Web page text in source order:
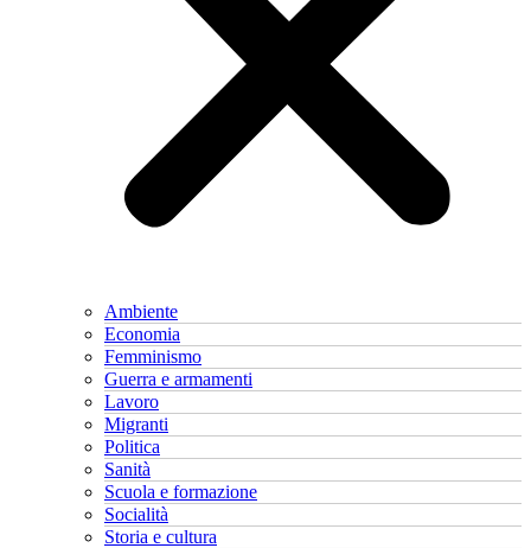
Ambiente
Economia
Femminismo
Guerra e armamenti
Lavoro
Migranti
Politica
Sanità
Scuola e formazione
Socialità
Storia e cultura